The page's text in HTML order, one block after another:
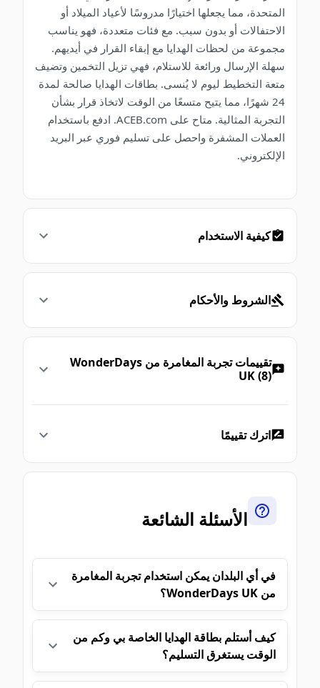
المتحدة، مما يجعلها اختيارًا مدروسًا لأعياد الميلاد أو
الاحتفالات أو بدون سبب. مع فئات متعددة، فهو يناسب
مجموعة من لحظات الهدايا مع إبقاء القرار في أيديهم.
سهلة الإرسال ورائعة للاستلام، فهي تزيل التخمين وتضيف
متعة التخطيط ليوم لا يُنسى. بطاقات الهدايا صالحة لمدة
24 شهرًا، مما يتيح متسعًا من الوقت لاتخاذ قرار بشأن
التجربة المثالية. متاح على ACEB.com. ادفع باستخدام
العملات المشفرة واحصل على تسليم فوري عبر البريد
الإلكتروني.
كيفية الاستخدام
الشروط والأحكام
تقييمات تجربة المغامرة من WonderDays
UK (8)
اترك تقييمًا
الأسئلة الشائعة
في أي البلدان يمكن استخدام تجربة المغامرة
كيف أستلم بطاقة الهدايا الخاصة بي وكم من
الوقت يستغرق التسليم؟